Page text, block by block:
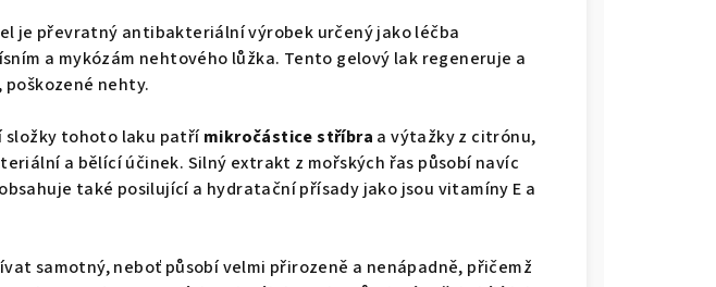
je převratný antibakteriální výrobek určený jako léčba
a mykózám nehtového lůžka. Tento gelový lak regeneruje a
nehty.
složky tohoto laku patřímikročástice stříbra a výtažky z citrónu,
a bělící účinek. Silný extrakt z mořských řas působí navíc
také posilující a hydratační přísady jako jsou vitamíny E a
samotný, neboť působí velmi přirozeně a nenápadně, přičemž